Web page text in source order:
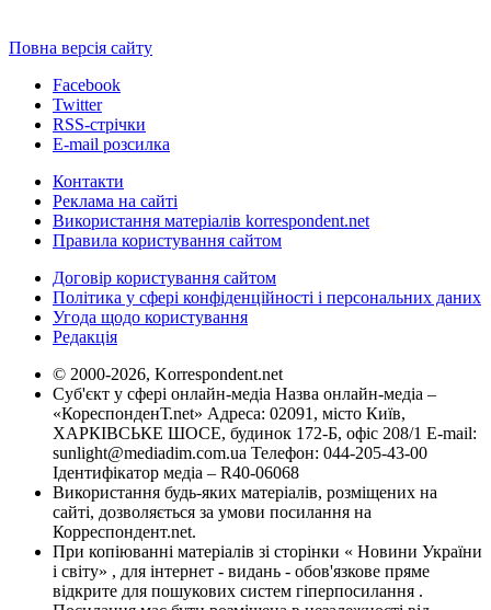
Повна версія сайту
Facebook
Twitter
RSS-стрічки
E-mail розсилка
Контакти
Реклама на сайті
Використання матеріалів korrespondent.net
Правила користування сайтом
Договір користування сайтом
Політика у сфері конфіденційності і персональних даних
Угода щодо користування
Редакція
© 2000-2026, Korrespondent.net
Суб'єкт у сфері онлайн-медіа Назва онлайн-медіа –
«КореспонденТ.net» Адреса: 02091, місто Київ,
ХАРКІВСЬКЕ ШОСЕ, будинок 172-Б, офіс 208/1 E-mail:
sunlight@mediadim.com.ua Телефон: 044-205-43-00
Ідентифікатор медіа – R40-06068
Використання будь-яких матеріалів, розміщених на
сайті, дозволяється за умови посилання на
Корреспондент.net.
При копіюванні матеріалів зі сторінки « Новини України
і світу» , для інтернет - видань - обов'язкове пряме
відкрите для пошукових систем гіперпосилання .